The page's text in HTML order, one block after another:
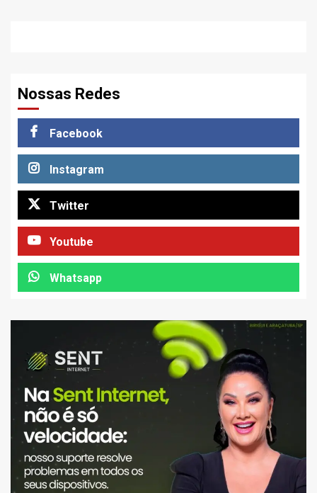
Nossas Redes
Facebook
Instagram
Twitter
Youtube
Whatsapp